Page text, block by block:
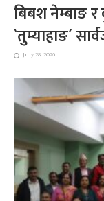
बिबश नेम्बाङ र
`तुम्याहाङ´
July 28, 2026